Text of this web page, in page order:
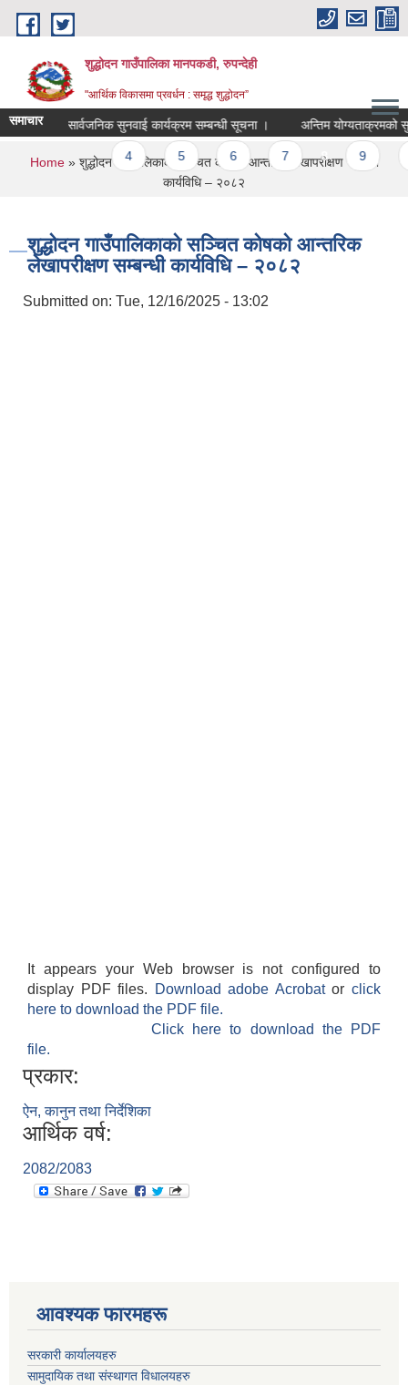
Skip to main content
शुद्धोदन गाउँपालिका मानपकडी, रुपन्देही
"आर्थिक विकासमा प्रवर्धन : समृद्ध शुद्धोदन”
समाचारसार्वजनिक सुनवाई कार्यक्रम सम्बन्धी सूचना । अन्तिम योग्यताक्रमको सुची
4 5 6 7 9
You are here
Home» शुद्धोदन गाउँपालिकाको सञ्चित कोषको आन्तरिक लेखापरीक्षण सम्बन्धी
कार्यविधि – २०८२
शुद्धोदन गाउँपालिकाको सञ्चित कोषको आन्तरिक
लेखापरीक्षण सम्बन्धी कार्यविधि – २०८२
Submitted on: Tue, 12/16/2025 - 13:02
It appears your Web browser is not configured to
display PDF files.
Download adobe Acrobatorclick
here to download the PDF file.
Click here to download the PDF
file.
प्रकार:
ऐन, कानुन तथा निर्देशिका
आर्थिक वर्ष:
2082/2083
आवश्यक फारमहरू
सरकारी कार्यालयहरु
सामुदायिक तथा संस्थागत विधालयहरु